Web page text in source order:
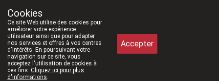
nous serons à nouveau ouverts le samedi de 8h30 à 12h30.
Aujourd'hui A présent
Cookies
Ce site Web utilise des cookies pour
améliorer votre expérience
utilisateur ainsi que pour adapter
nos services et offres à vos centres
d'intérêts. En poursuivant votre
navigation sur ce site, vous
acceptez l'utilisation de cookies à
ces fins. Cliquez ici pour plus
d'informations.
Accepter